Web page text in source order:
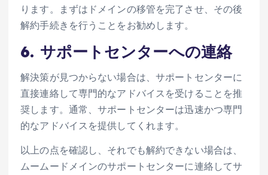
ります。まずはドメインの移管を完了させ、その後
解約手続きを行うことをお勧めします。
6. サポートセンターへの連絡
解決策が見つからない場合は、サポートセンターに
直接連絡して専門的なアドバイスを受けることを推
奨します。通常、サポートセンターは迅速かつ専門
的なアドバイスを提供してくれます。
以上の点を確認し、それでも解約できない場合は、
ムームードメインのサポートセンターに連絡してサ